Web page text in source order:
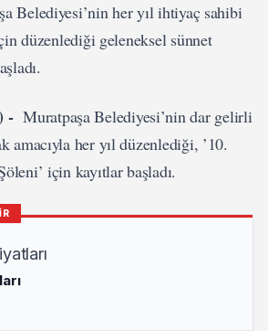
Belediyesi’nin her yıl ihtiyaç sahibi
düzenlediği geleneksel sünnet
-Muratpaşa Belediyesi’nin dar gelirli
amacıyla her yıl düzenlediği, ’10.
için kayıtlar başladı.